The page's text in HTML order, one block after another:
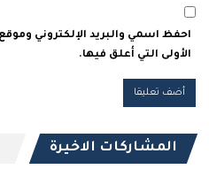
احفظ اسمي والبريد الإلكتروني
الأولى التي أعلق فيها.
المشاركات الاخيرة